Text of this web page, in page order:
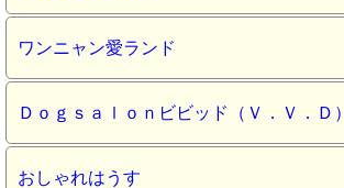
ワンニャン愛ランド
Ｄｏｇｓａｌｏｎビビッド（Ｖ．Ｖ．Ｄ）
おしゃれはうす